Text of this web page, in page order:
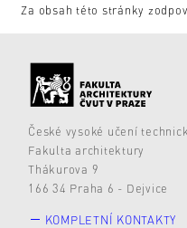
Za obsah této stránky
České vysoké učení
Fakulta architektury
Thákurova 9
166 34 Praha 6 - Dejvice
KOMPLETNÍ KONTAKTY